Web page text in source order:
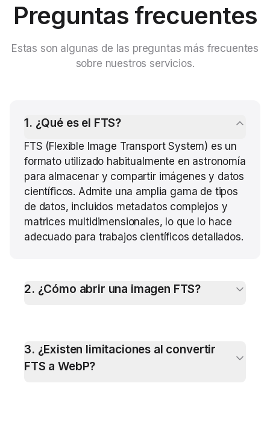
Preguntas frecuentes
Estas son algunas de las preguntas más frecuentes
sobre nuestros servicios.
1. ¿Qué es el FTS?
FTS (Flexible Image Transport System) es un
formato utilizado habitualmente en astronomía
para almacenar y compartir imágenes y datos
científicos. Admite una amplia gama de tipos
de datos, incluidos metadatos complejos y
matrices multidimensionales, lo que lo hace
adecuado para trabajos científicos detallados.
2. ¿Cómo abrir una imagen FTS?
3. ¿Existen limitaciones al convertir
FTS a WebP?